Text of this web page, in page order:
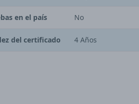
en el país No
del certificado 4 Años